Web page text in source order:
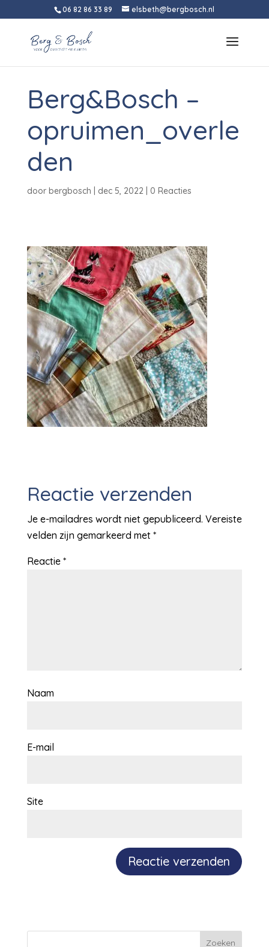
06 82 86 33 89 elsbeth@bergbosch.nl
Berg&Bosch –
opruimen_overle
den
door bergbosch dec 5, 2022| 0 Reacties
Reactie verzenden
Je e-mailadres wordt niet gepubliceerd. Vereiste
velden zijn gemarkeerd met *
Reactie *
Naam
E-mail
Site
Zoeken